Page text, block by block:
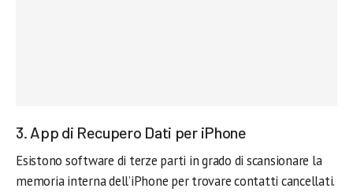
3. App di Recupero Dati per iPhone
Esistono software di terze parti in grado di scansionare la
memoria interna dell’iPhone per trovare contatti cancellati.